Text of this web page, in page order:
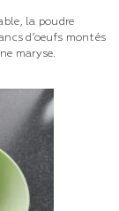
la poudre
d’oeufs montés
maryse.